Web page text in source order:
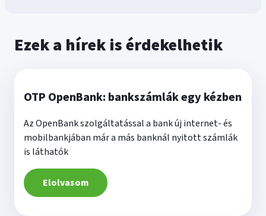
Ezek a hírek is érdekelhetik
OTP OpenBank: bankszámlák egy kézben
Az OpenBank szolgáltatással a bank új internet- és
mobilbankjában már a más banknál nyitott számlák
is láthatók
Elolvasom